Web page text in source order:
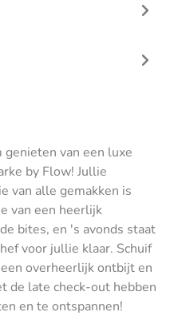
genieten van een luxe
by Flow! Jullie
van alle gemakken is
van een heerlijk
bites, en 's avonds staat
voor jullie klaar. Schuif
overheerlijk ontbijt en
de late check-out hebben
en te ontspannen!